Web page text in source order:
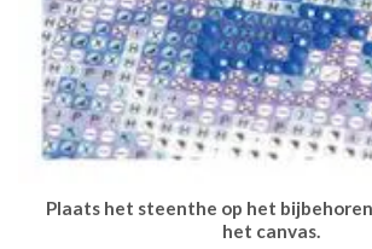
Plaats het steenthe op het
het canvas.